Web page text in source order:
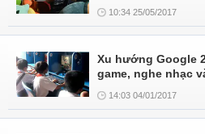
10:34 25/05/2017
Xu hướng Google
game, nghe nhạc
14:03 04/01/2017